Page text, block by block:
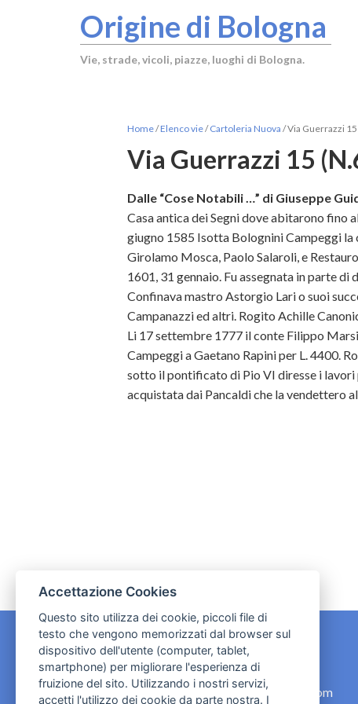
Origine di Bologna
Vie, strade, vicoli, piazze, luoghi di Bologna.
Home/Elenco vie/ Cartoleria Nuova /Via Guerrazzi
Via Guerrazzi 15
Dalle “Cose Notabili …” di Giuseppe
Casa antica dei Segni dove abitarono fino
giugno 1585 Isotta Bolognini Campeggi la
Girolamo Mosca, Paolo Salaroli, e
1601, 31 gennaio. Fu assegnata in parte
Confinava mastro Astorgio Lari o suoi
Campanazzi ed altri. Rogito Achille
Li 17 settembre 1777 il conte Filippo
Campeggi a Gaetano Rapini per L. 4400.
sotto il pontificato di Pio VI diresse i lavori
acquistata dai Pancaldi che la vendettero
CONTATTI
contact.originebologna@gmail.com
Accettazione Cookies
Questo sito utilizza dei cookie, piccoli file di
testo che vengono memorizzati dal browser sul
dispositivo dell'utente (computer, tablet,
smartphone) per migliorare l'esperienza di
fruizione del sito. Utilizzando i nostri servizi,
accetti l'utilizzo dei cookie da parte nostra. I